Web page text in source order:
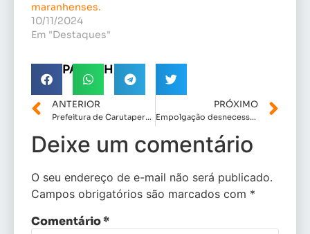
maranhenses.
10/11/2024
Em "Destaques"
COMPARTILHE!
ANTERIOR
Prefeitura de Carutapera iniciou processo de mecanização das áreas urbanas.
PRÓXIMO
Empolgação desnecessária : Flávia Berthier pode viver momentos de frustração por falta de humildade na política.
Deixe um comentário
O seu endereço de e-mail não será publicado.
Campos obrigatórios são marcados com *
Comentário*